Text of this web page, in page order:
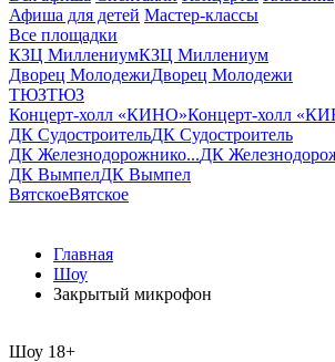
Афиша для детей Мастер-классы
Все площадки
КЗЦ МиллениумКЗЦ Миллениум
Дворец МолодежиДворец Молодежи
ТЮЗТЮЗ
Концерт-холл «КИНО»Концерт-холл
ДК СудостроительДК Судостроитель
ДК Железнодорожнико...ДК
ДК ВымпелДК Вымпел
ВятскоеВятское
Главная
Шоу
Закрытый микрофон
Шоу 18+